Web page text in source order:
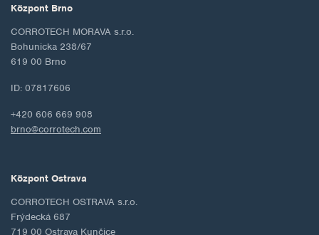
Központ Brno
CORROTECH MORAVA s.r.o.
Bohunicka 238/67
619 00 Brno
ID: 07817606
+420 606 669 908
brno@corrotech.com
Központ Ostrava
CORROTECH OSTRAVA s.r.o.
Frýdecká 687
719 00 Ostrava Kunčice